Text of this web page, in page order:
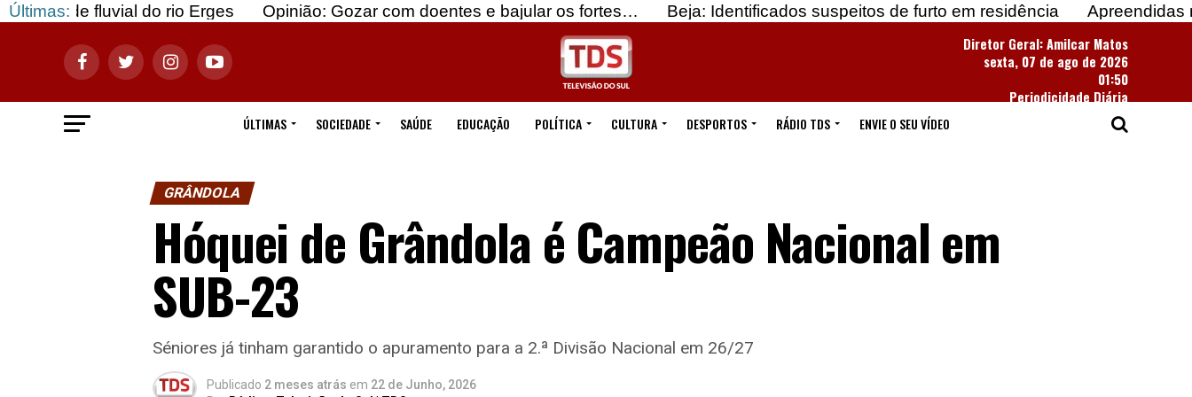
Últimas:
do rio Erges Opinião: Gozar com doentes e bajular os fortes… Beja: Identificados suspeitos de furto em residência
Apreendidas mais de 183
Diretor Geral: Amilcar Matos
sexta, 07 de ago de 2026
01:50
Periodicidade Diária
ÚLTIMAS
SOCIEDADE SAÚDE EDUCAÇÃO POLÍTICA CULTURA DESPORTOS RÁDIO TDS ENVIE O SEU VÍDEO
GRÂNDOLA
Hóquei de Grândola é Campeão Nacional em
SUB-23
Séniores já tinham garantido o apuramento para a 2.ª Divisão Nacional em 26/27
Publicado 2 meses atrás em 22 de Junho, 2026